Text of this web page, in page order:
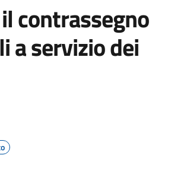
contrassegno
a servizio dei